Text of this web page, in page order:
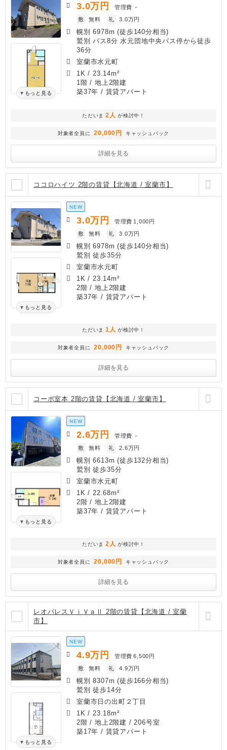
もっと見る
3.0万円 管理費 －
敷
無料 礼 3.0万円
幌別 6978m (徒歩140分相当)
鷲別 バス8分 水元団地中央バス停から徒歩
36分
室蘭市水元町
1K / 23.14m²
1階 / 地上2階建
築37年 / 賃貸アパート
ただいま 2人 が検討中！
対象者全員に 20,000円 キャッシュバック
詳細を見る
ココロハイツ 2階の賃貸【北海道 / 室蘭市】
もっと見る
NEW
3.0万円 管理費 1,000円
敷
無料 礼 3.0万円
幌別 6978m (徒歩140分相当)
鷲別 徒歩35分
室蘭市水元町
1K / 23.14m²
2階 / 地上2階建
築37年 / 賃貸アパート
ただいま 1人 が検討中！
対象者全員に 20,000円 キャッシュバック
詳細を見る
コーポ室本 2階の賃貸【北海道 / 室蘭市】
もっと見る
NEW
2.6万円 管理費 －
敷
無料 礼 2.6万円
幌別 6613m (徒歩132分相当)
鷲別 徒歩35分
室蘭市水元町
1K / 22.68m²
2階 / 地上2階建
築37年 / 賃貸アパート
ただいま 2人 が検討中！
対象者全員に 20,000円 キャッシュバック
詳細を見る
レオパレスＶｉＶａⅡ 2階の賃貸【北海道 / 室蘭
市】
もっと見る
NEW
4.9万円 管理費 6,500円
敷
無料 礼 4.9万円
幌別 8307m (徒歩166分相当)
鷲別 徒歩14分
室蘭市日の出町２丁目
1K / 23.18m²
2階 / 地上2階建 / 206号室
築17年 / 賃貸アパート